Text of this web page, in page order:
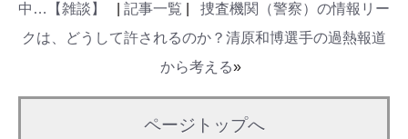
中…【雑談】
記事一覧
捜査機関（警察）の情報リー
クは、どうして許されるのか？清原和博選手の過熱報道
から考える»
ページトップへ